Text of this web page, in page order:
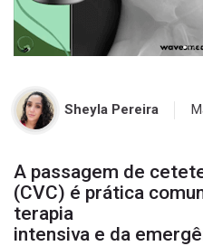
Sheyla Pereira
A passagem de
(CVC) é prática
terapia
intensiva e da